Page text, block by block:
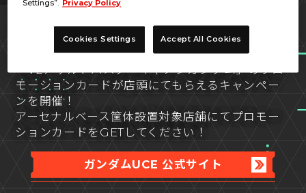
「機動戦士ガンダム U.C. ENGAGE」と「機動戦
士ガンダム アーセナルベース」とのコラボキャン
ペーンとして「クロスオーバーUCE」に登場する
「V2アサルトバスターキャノンガンダム」のプロ
モーションカードが店頭にてもらえるキャンペー
ンを開催！
アーセナルベース筐体設置対象店舗にてプロモー
ションカードをGETしてください！
ガンダムUCE 公式サイト
Settings”. Privacy Policy
Cookies Settings Accept All Cookies